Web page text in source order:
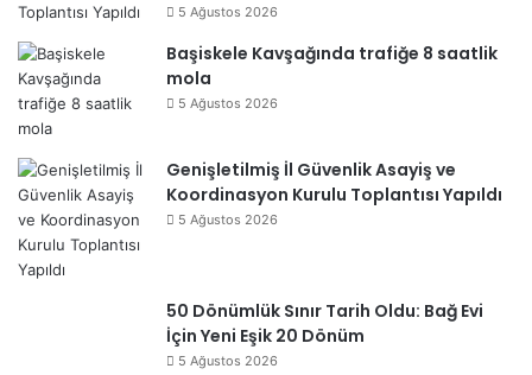
5 Ağustos 2026
Başiskele Kavşağında trafiğe 8 saatlik
mola
5 Ağustos 2026
Genişletilmiş İl Güvenlik Asayiş ve
Koordinasyon Kurulu Toplantısı Yapıldı
5 Ağustos 2026
50 Dönümlük Sınır Tarih Oldu: Bağ Evi
İçin Yeni Eşik 20 Dönüm
5 Ağustos 2026